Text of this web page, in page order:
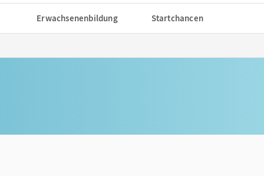
Erwachsenenbildung Startchancen